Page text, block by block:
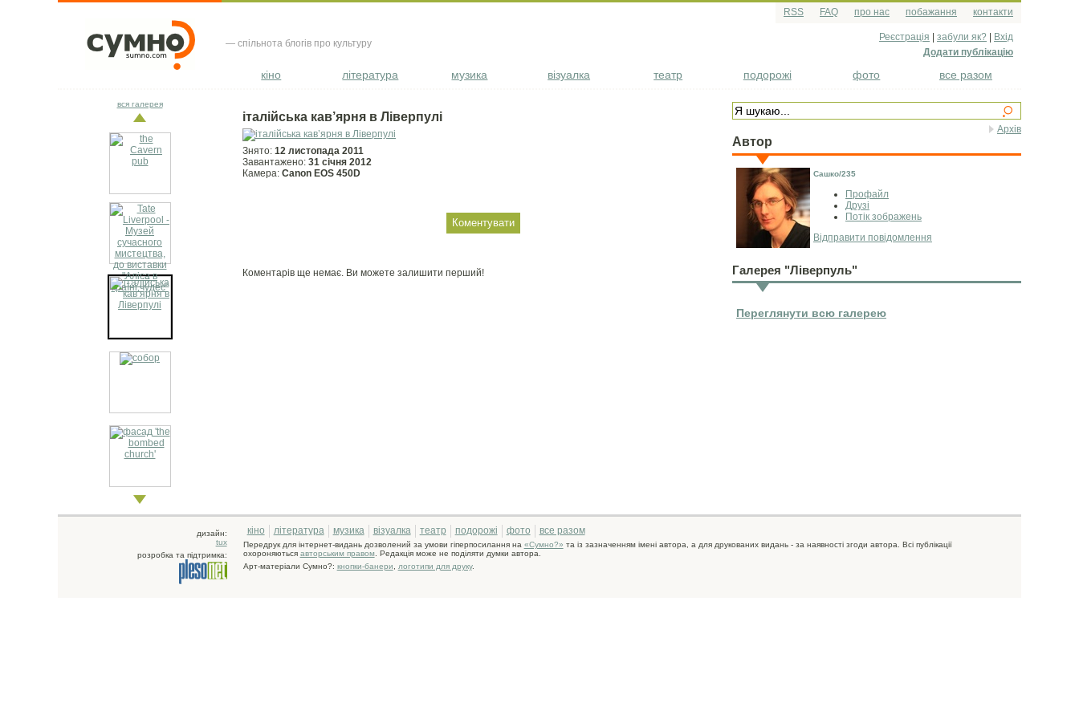
— спільнота блогів про культуру
RSS FAQ про нас побажання контакти
Реєстрація забули як?
Вхід
Додати публікацію
кіно література музика візуалка театр подорожі фото все разом
Архів
Автор
Сашко/235
Профайл
Друзі
Потік зображень
Відправити повідомлення
Галерея "Ліверпуль"
Переглянути всю галерею
італійська кав’ярня в Ліверпулі
Знято: 12 листопада 2011
Завантажено: 31 сiчня 2012
Камера: Canon EOS 450D
Коментарів ще немає. Ви можете залишити перший!
вся галерея
дизайн:
tux
розробка та підтримка:
кіно література музика візуалка театр подорожі фото все разом
Передрук для інтернет-видань дозволений за умови гіперпосилання на «Сумно?» та із зазначенням імені автора, а для друкованих видань - за наявності згоди автора. Всі публікації
охороняються авторським правом. Редакція може не поділяти думки автора.
Арт-матеріали Сумно?: кнопки-банери логотипи для друку.